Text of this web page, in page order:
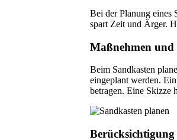
Bei der Planung eines
spart Zeit und Ärger.
Maßnehmen und
Beim Sandkasten
eingeplant werden.
betragen. Eine Skizze
Berücksichtigung